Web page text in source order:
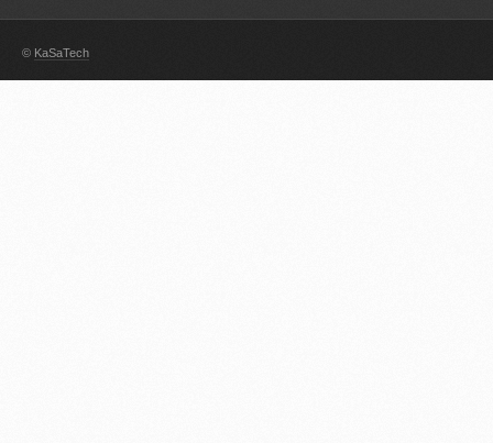
© KaSaTech